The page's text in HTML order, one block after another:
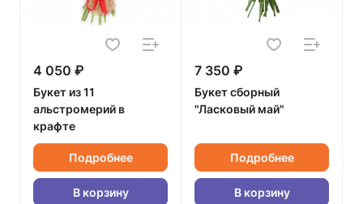
4 050 ₽
Букет из 11
альстромерий в
крафте
Подробнее
В корзину
7 350 ₽
Букет сборный
"Ласковый май"
Подробнее
В корзину